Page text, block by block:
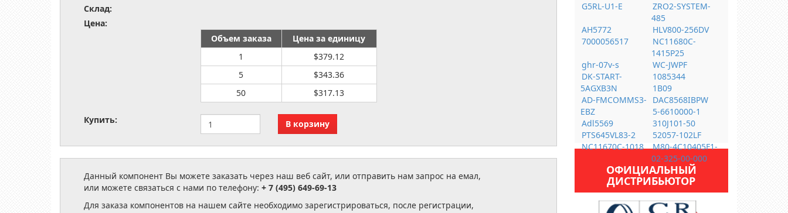
Склад:
Цена:
Объем заказа
Цена за единицу
1
$379.12
5
$343.36
50
$317.13
Купить:
Данный компонент Вы можете заказать через наш веб сайт, или отправить нам запрос на емал,
или можете связаться с нами по телефону: + 7 (495) 649-69-13
Для заказа компонентов на нашем сайте необходимо зарегистрироваться, после регистрации,
G5RL-U1-E
ZRO2-SYSTEM-
485
AH5772
HLV800-256DV
7000056517
NC11680C-
1415P25
ghr-07v-s
WC-JWPF
DK-START-
5AGXB3N
1085344
1B09
AD-FMCOMMS3-
EBZ
DAC8568IBPW
5-6610000-1
Adl5569
310J101-50
PTS645VL83-2
52057-102LF
NC11670C-1018
M80-4C10405F1-
02-325-00-000
ОФИЦИАЛЬНЫЙ
ДИСТРИБЬЮТОР